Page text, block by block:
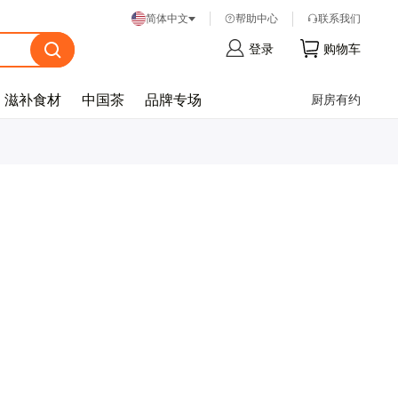
简体中文 帮助中心 联系我们
登录 购物车
滋补食材 中国茶 品牌专场 厨房有约